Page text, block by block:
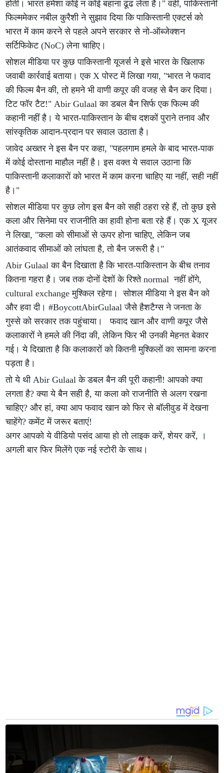
होती। भारत हमेशा कोई न कोई बहाना ढूंढ लेता है।" वहीं, पाकिस्तानी
फिल्ममेकर नबील कुरैशी ने सुझाव दिया कि पाकिस्तानी एक्टर्स को
भारत में काम करने से पहले अपने सरकार से नो-ऑब्जेक्शन
सर्टिफिकेट (NoC) लेना चाहिए।
सोशल मीडिया पर कुछ पाकिस्तानी यूजर्स ने इसे भारत के खिलाफ
जवाबी कार्रवाई बताया। एक X पोस्ट में लिखा गया, "भारत ने फवाद
की फिल्म बैन की, तो हमने भी वाणी कपूर की वजह से बैन कर दिया।
टिट फॉर टैट!" Abir Gulaal का डबल बैन सिर्फ एक फिल्म की
कहानी नहीं है। ये भारत-पाकिस्तान के बीच दशकों पुराने तनाव और
सांस्कृतिक आदान-प्रदान पर सवाल उठाता है।
जावेद अख्तर ने इस बैन पर कहा, "पहलगाम हमले के बाद भारत-पाक
में कोई दोस्ताना माहौल नहीं है। इस वक्त ये सवाल उठाना कि
पाकिस्तानी कलाकारों को भारत में काम करना चाहिए या नहीं, सही नहीं
है।"
सोशल मीडिया पर कुछ लोग इस बैन को सही ठहरा रहे हैं, तो कुछ इसे
कला और सिनेमा पर राजनीति का हावी होना बता रहे हैं। एक X यूजर
ने लिखा, "कला को सीमाओं से ऊपर होना चाहिए, लेकिन जब
आतंकवाद सीमाओं को लांघता है, तो बैन जरूरी है।"
Abir Gulaal का बैन दिखाता है कि भारत-पाकिस्तान के बीच तनाव
कितना गहरा है। जब तक दोनों देशों के रिश्ते normal नहीं होंगे,
cultural exchange मुश्किल रहेगा। सोशल मीडिया ने इस बैन को
और हवा दी। #BoycottAbirGulaal जैसे हैशटैग्स ने जनता के
गुस्से को सरकार तक पहुंचाया। फवाद खान और वाणी कपूर जैसे
कलाकारों ने हमले की निंदा की, लेकिन फिर भी उनकी मेहनत बेकार
गई। ये दिखाता है कि कलाकारों को कितनी मुश्किलों का सामना करना
पड़ता है।
तो ये थी Abir Gulaal के डबल बैन की पूरी कहानी! आपको क्या
लगता है? क्या ये बैन सही है, या कला को राजनीति से अलग रखना
चाहिए? और हां, क्या आप फवाद खान को फिर से बॉलीवुड में देखना
चाहेंगे? कमेंट में जरूर बताएं!
अगर आपको ये वीडियो पसंद आया हो तो लाइक करें, शेयर करें, ।
अगली बार फिर मिलेंगे एक नई स्टोरी के साथ।